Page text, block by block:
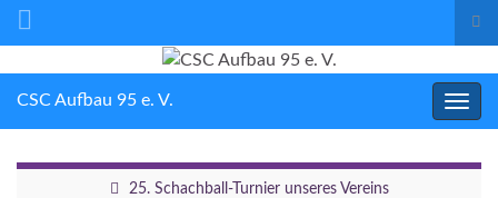
Search for:
CSC Aufbau 95 e. V.
25. Schachball-Turnier unseres Vereins